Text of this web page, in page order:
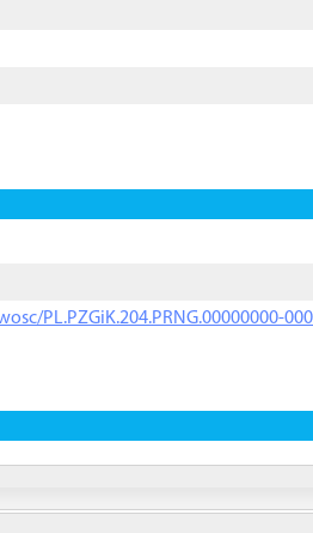
PL.PZGiK.204.PRNG.00000000-